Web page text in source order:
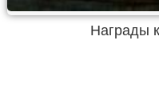
Награды